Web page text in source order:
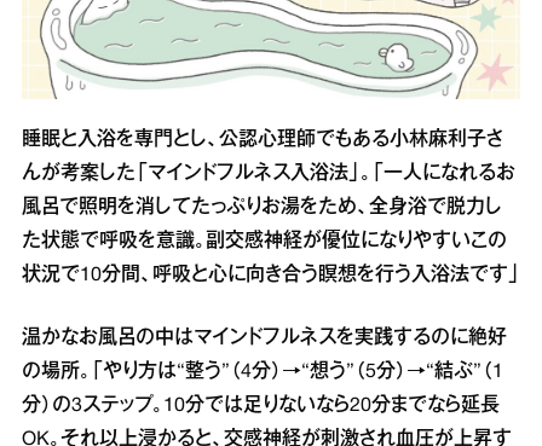
睡眠と入浴を専門とし、公認心理師でもある小林麻利子さ
んが考案した「マインドフルネス入浴法」。「一人になれるお
風呂で照明を消してたっぷりお湯をため、全身浴で脱力し
た状態で呼吸を意識。副交感神経が優位になりやすいこの
状況で10分間、呼吸と心に向き合う瞑想を行う入浴法です」
温かなお風呂の中はマインドフルネスを実践するのに絶好
の場所。「やり方は“整う”（4分）→“想う”（5分）→“結ぶ”（1
分）の3ステップ。10分では足りないなら20分までなら延長
OK。それ以上浸かると、交感神経が刺激され血圧が上昇す